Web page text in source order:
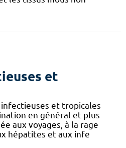
et
et tropicales
en général et plus
aux voyages, à la rage
hépatites et aux infe